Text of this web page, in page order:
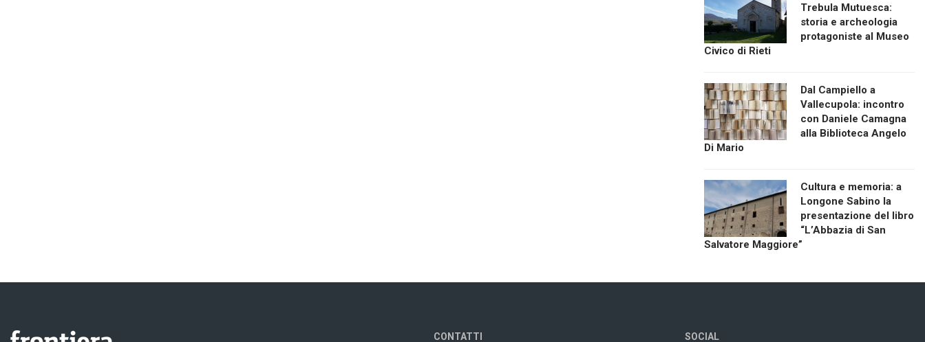
Trebula Mutuesca:
storia e archeologia
protagoniste al Museo
Civico di Rieti
Dal Campiello a
Vallecupola: incontro
con Daniele Camagna
alla Biblioteca Angelo
Di Mario
Cultura e memoria: a
Longone Sabino la
presentazione del libro
“L’Abbazia di San
Salvatore Maggiore”
CONTATTI SOCIAL